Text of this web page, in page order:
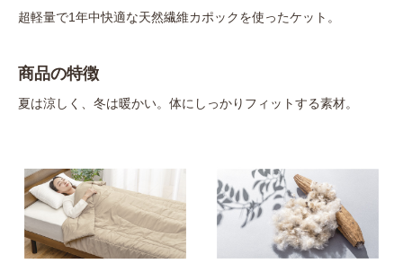
超軽量で1年中快適な天然繊維カポックを使ったケット。
商品の特徴
夏は涼しく、冬は暖かい。体にしっかりフィットする素材。